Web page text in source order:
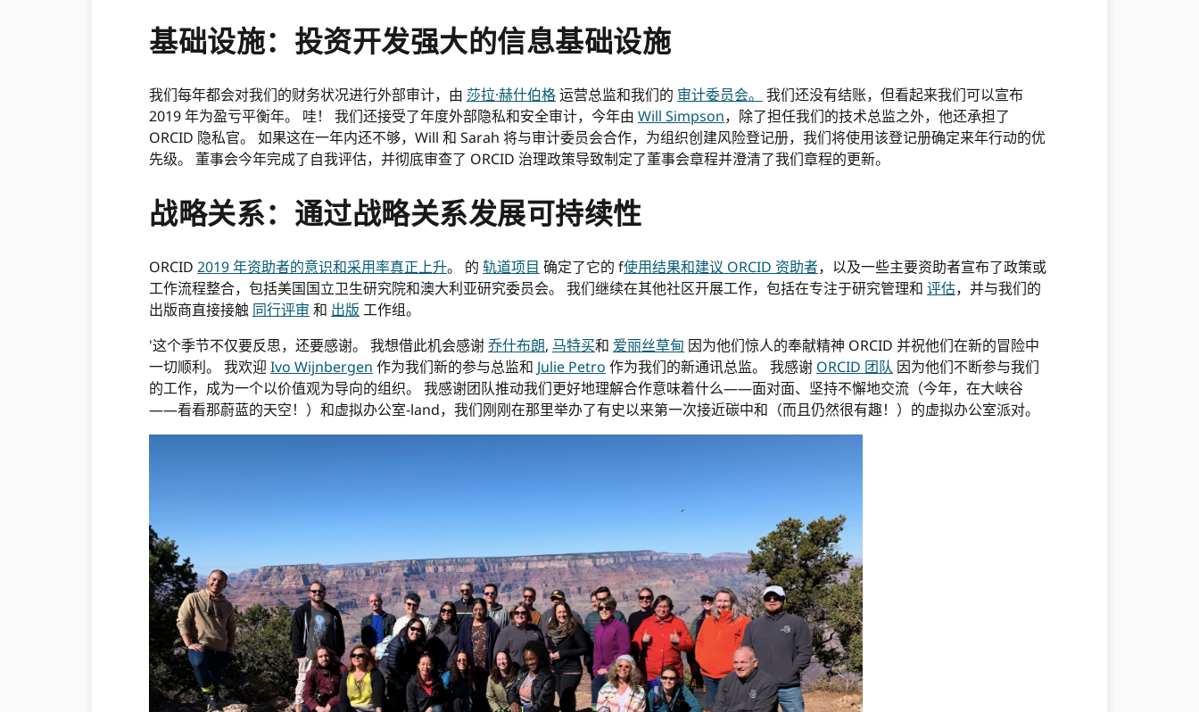
基础设施：投资开发强大的信息基础设施
我们每年都会对我们的财务状况进行外部审计，由 莎拉·赫什伯格运营总监和我们的 审计委员会。
我们还没有结账，但看起来我们可以宣布
2019 年为盈亏平衡年。 哇！ 我们还接受了年度外部隐私和安全审计，今年由 Will Simpson，除了担任我们的技术总监之外，他还承担了
ORCID 隐私官。 如果这在一年内还不够，Will 和 Sarah 将与审计委员会合作，为组织创建风险登记册，我们将使用该登记册确定来年行动的优
先级。 董事会今年完成了自我评估，并彻底审查了 ORCID 治理政策导致制定了董事会章程并澄清了我们章程的更新。
战略关系：通过战略关系发展可持续性
ORCID 2019 年资助者的意识和采用率真正上升。 的 轨道项目 确定了它的 f使用结果和建议 ORCID 资助者，以及一些主要资助者宣布了政策或
工作流程整合，包括美国国立卫生研究院和澳大利亚研究委员会。 我们继续在其他社区开展工作，包括在专注于研究管理和 评估，并与我们的
出版商直接接触 同行评审 和 出版 工作组。
'这个季节不仅要反思，还要感谢。 我想借此机会感谢乔什布朗, 马特买和 爱丽丝草甸 因为他们惊人的奉献精神 ORCID 并祝他们在新的冒险中
一切顺利。 我欢迎 Ivo Wijnbergen 作为我们新的参与总监和 Julie Petro 作为我们的新通讯总监。 我感谢 ORCID 团队 因为他们不断参与我们
的工作，成为一个以价值观为导向的组织。 我感谢团队推动我们更好地理解合作意味着什么——面对面、坚持不懈地交流（今年，在大峡谷
——看看那蔚蓝的天空！）和虚拟办公室-land，我们刚刚在那里举办了有史以来第一次接近碳中和（而且仍然很有趣！）的虚拟办公室派对。